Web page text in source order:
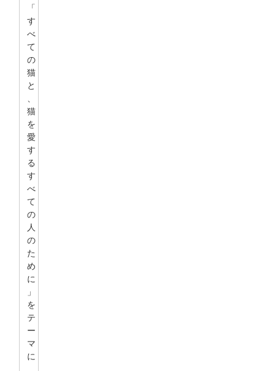
「
す
べ
て
の
猫
と
猫
を
愛
す
る
す
べ
て
の
人
の
た
め
に
」
を
テ
ー
マ
に